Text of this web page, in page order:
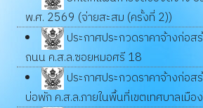
พ.ศ. 2569 (จ่ายสะสม (ครั้งที่ 2))
ประกาศประกวดราคาจ้างก่อส
ถนน ค.ส.ล.ซอยหมอศรี 18
ประกาศประกวดราคาจ้างก่อส
บ่อพัก ค.ส.ล.ภายในพื้นที่เขตเทศบาลเมือ